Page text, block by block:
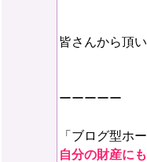
皆さんから頂
ーーーーー
「ブログ型ホ
自分の財産に